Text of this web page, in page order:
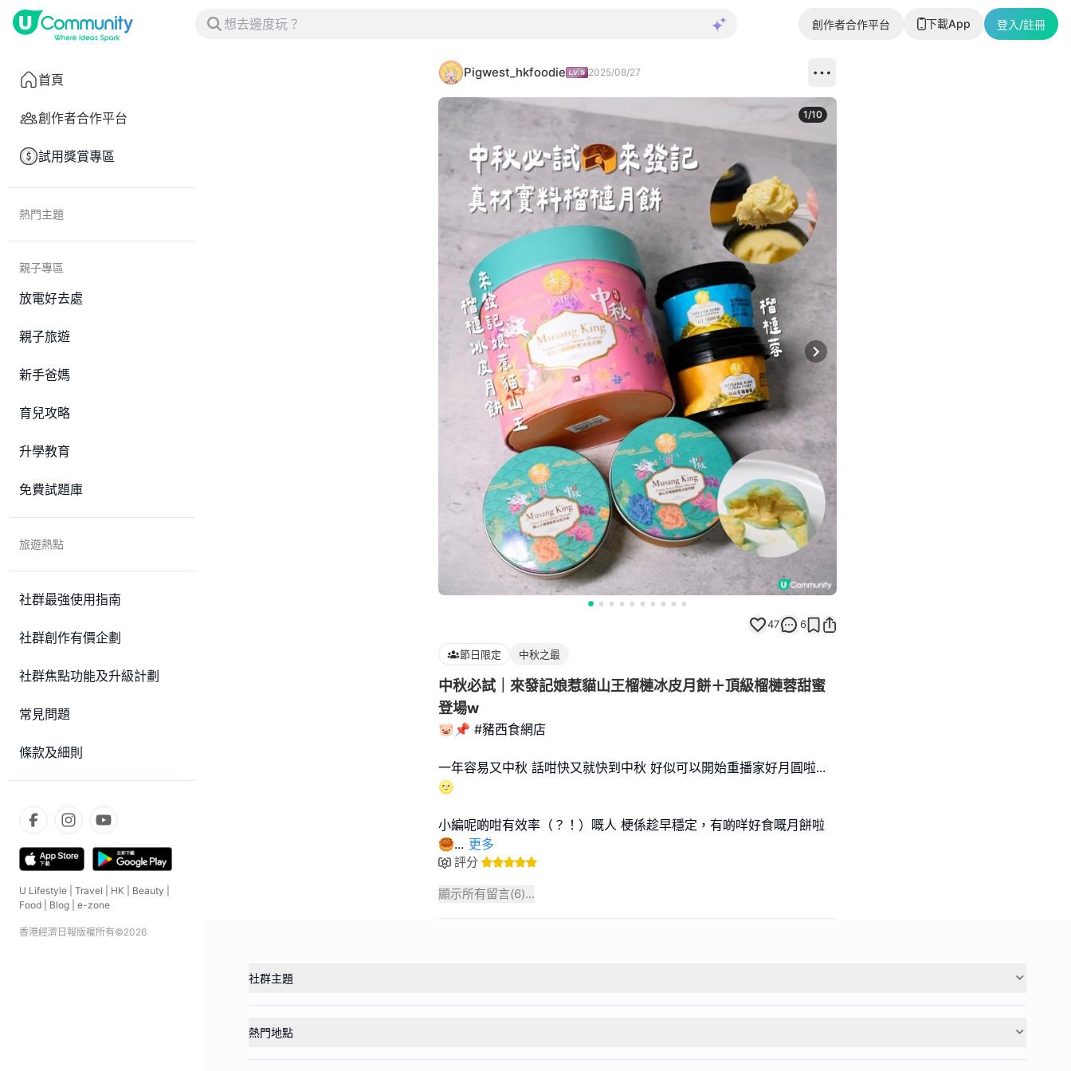
創作者合作平台 下載App 登入/註冊
首頁
創作者合作平台
試用獎賞專區
熱門主題
親子專區
放電好去處
親子旅遊
新手爸媽
育兒攻略
升學教育
免費試題庫
旅遊熱點
社群最強使用指南
社群創作有價企劃
社群焦點功能及升級計劃
常見問題
條款及細則
U Lifestyle Travel HK Beauty
Food
Blog e-zone
香港經濟日報版權所有©2026
Pigwest_hkfoodie 2025/08/27
Next slide
1/10
47 6
節日限定 中秋之最
中秋必試｜來發記娘惹貓山王榴槤冰皮月餅＋頂級榴槤蓉甜蜜
登場w
🐷📌 #豬西食網店
一年容易又中秋 話咁快又就快到中秋 好似可以開始重播家好月圓啦...
🌝
小編呢啲咁有效率（？！）嘅人 梗係趁早穩定，有啲咩好食嘅月餅啦
🥮... 更多
評分
顯示所有留言(6)...
社群主題
熱門地點